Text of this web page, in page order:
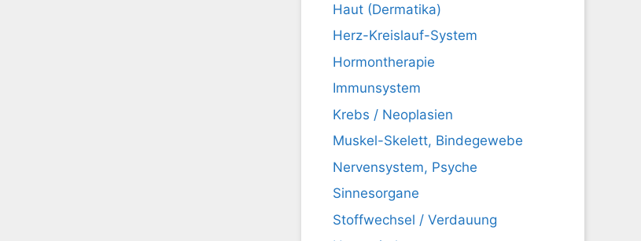
Haut (Dermatika)
Herz-Kreislauf-System
Hormontherapie
Immunsystem
Krebs / Neoplasien
Muskel-Skelett, Bindegewebe
Nervensystem, Psyche
Sinnesorgane
Stoffwechsel / Verdauung